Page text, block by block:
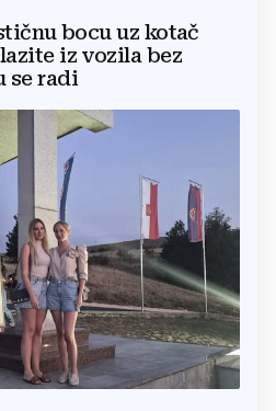
bocu uz kotač
iz vozila bez
se radi